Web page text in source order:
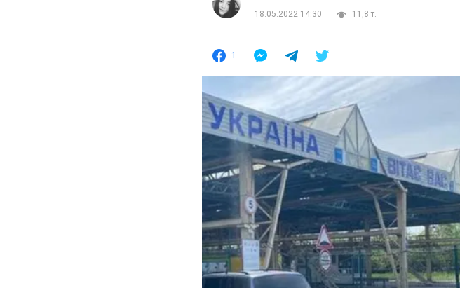
18.05.2022 14:30
11,8 т.
1